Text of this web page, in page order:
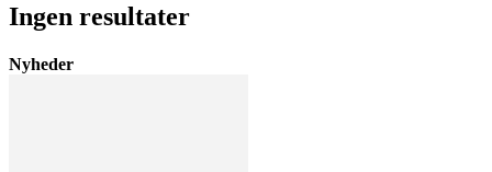
Ingen resultater
Nyheder